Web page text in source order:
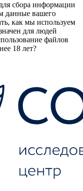
сбора информации
данные вашего
как мы используем
для людей
файлов
18 лет?